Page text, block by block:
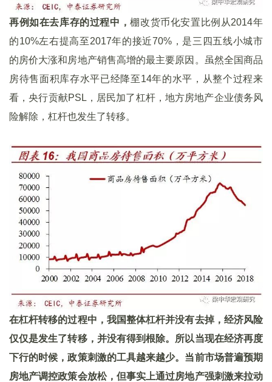
再例如在去库存的过程中，棚改货币化安置比例从2014年
的10%左右提高至2017年的接近70%，是三四五线小城市
的房价大涨和房地产销售高增的最主要原因。虽然全国商品
房待售面积库存水平已经降至14年的水平，从整个过程来
看，央行贡献PSL，居民加了杠杆，地方房地产企业债务风
险解除，杠杆也发生了转移。
在杠杆转移的过程中，我国整体杠杆并没有去掉，经济风险
仅仅是发生了转移，并没有得到根除。所以当现在经济再度
下行的时候，政策刺激的工具越来越少。当前市场普遍预期
房地产调控政策会放松，但事实上通过房地产强刺激来拉动